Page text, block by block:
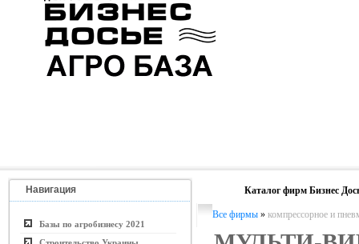
Навигация
Базы по агробизнесу 2021
Каталог фирм Бизнес
Все фирмы » компрессорное и